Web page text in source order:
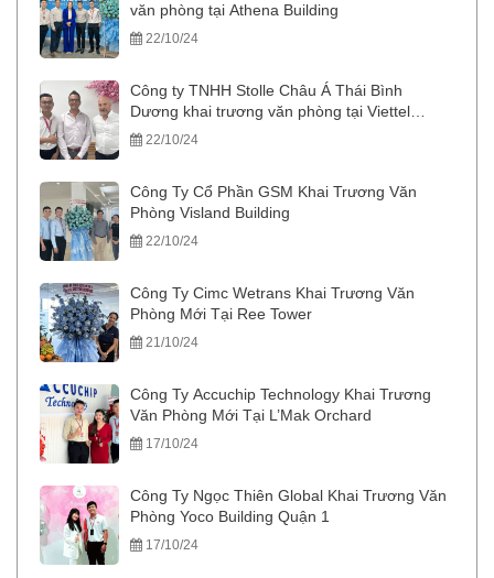
văn phòng tại Athena Building
22/10/24
Công ty TNHH Stolle Châu Á Thái Bình
Dương khai trương văn phòng tại Viettel
Tower
22/10/24
Công Ty Cổ Phần GSM Khai Trương Văn
Phòng Visland Building
22/10/24
Công Ty Cimc Wetrans Khai Trương Văn
Phòng Mới Tại Ree Tower
21/10/24
Công Ty Accuchip Technology Khai Trương
Văn Phòng Mới Tại L’Mak Orchard
17/10/24
Công Ty Ngọc Thiên Global Khai Trương Văn
Phòng Yoco Building Quận 1
17/10/24